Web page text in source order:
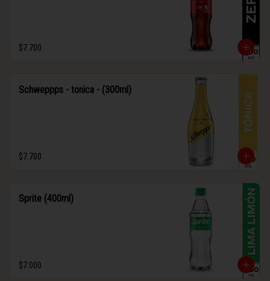
$7.700
Schweppps - tonica - (300ml)
$7.700
Sprite (400ml)
$7.000